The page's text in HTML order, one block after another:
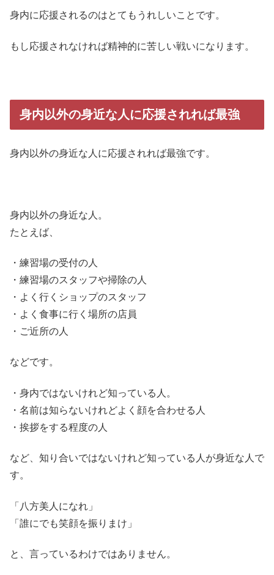
身内に応援されるのはとてもうれしいことです。
もし応援されなければ精神的に苦しい戦いになります。
身内以外の身近な人に応援されれば最強
身内以外の身近な人に応援されれば最強です。
身内以外の身近な人。
たとえば、
・練習場の受付の人
・練習場のスタッフや掃除の人
・よく行くショップのスタッフ
・よく食事に行く場所の店員
・ご近所の人
などです。
・身内ではないけれど知っている人。
・名前は知らないけれどよく顔を合わせる人
・挨拶をする程度の人
など、知り合いではないけれど知っている人が身近な人で
す。
「八方美人になれ」
「誰にでも笑顔を振りまけ」
と、言っているわけではありません。